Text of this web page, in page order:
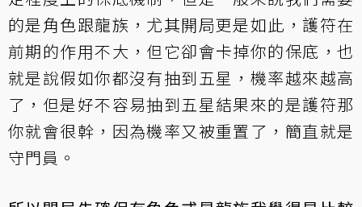
的是角色跟龍族，尤其開局更是如此，護符在
前期的作用不大，但它卻會卡掉你的保底，也
就是說假如你都沒有抽到五星，機率越來越高
了，但是好不容易抽到五星結果來的是護符那
你就會很幹，因為機率又被重置了，簡直就是
守門員。